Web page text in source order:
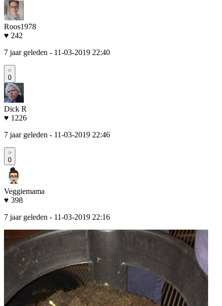
Roos1978
♥ 242
7 jaar geleden - 11-03-2019 22:40
0
Dick R
♥ 1226
7 jaar geleden - 11-03-2019 22:46
0
Veggiemama
♥ 398
7 jaar geleden - 11-03-2019 22:16